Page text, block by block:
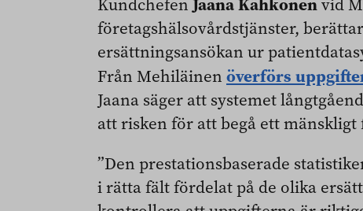
Kundchefen
vid
företagshälsovårdstjänster,
ersättningsansökan ur
Från Mehiläinen överförs
Jaana säger att systemet
att risken för att begå ett
”Den prestationsbaserade
i rätta fält fördelat på de olika